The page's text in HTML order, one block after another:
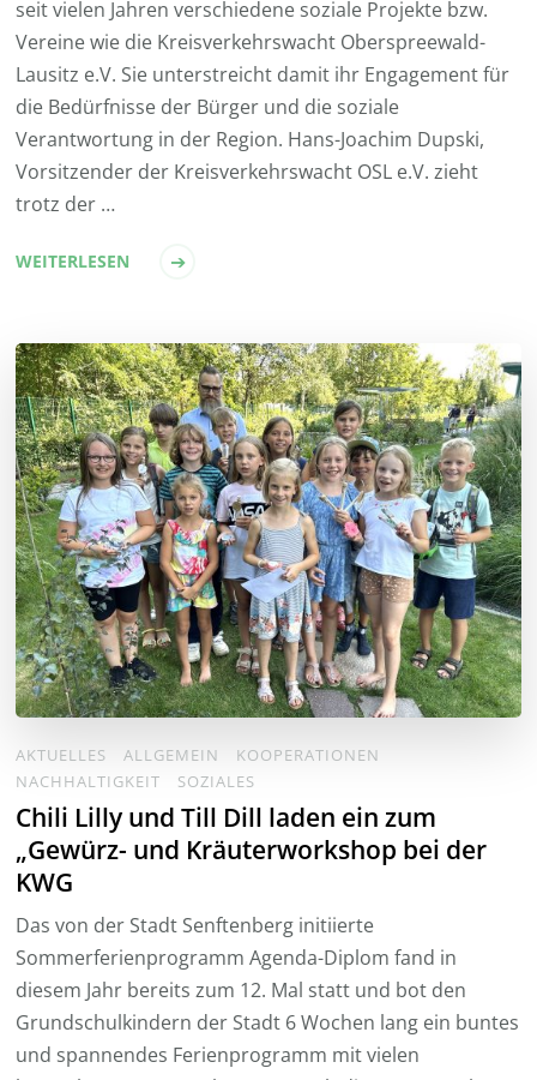
seit vielen Jahren verschiedene soziale Projekte bzw.
Vereine wie die Kreisverkehrswacht Oberspreewald-
Lausitz e.V. Sie unterstreicht damit ihr Engagement für
die Bedürfnisse der Bürger und die soziale
Verantwortung in der Region. Hans-Joachim Dupski,
Vorsitzender der Kreisverkehrswacht OSL e.V. zieht
trotz der …
WEITERLESEN
AKTUELLES ALLGEMEIN
KOOPERATIONEN
NACHHALTIGKEIT
SOZIALES
Chili Lilly und Till Dill laden ein zum
„Gewürz- und Kräuterworkshop bei der
KWG
Das von der Stadt Senftenberg initiierte
Sommerferienprogramm Agenda-Diplom fand in
diesem Jahr bereits zum 12. Mal statt und bot den
Grundschulkindern der Stadt 6 Wochen lang ein buntes
und spannendes Ferienprogramm mit vielen